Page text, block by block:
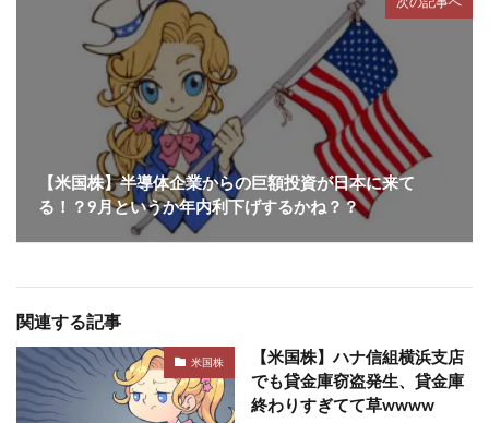
【米国株】半導体企業からの巨額投資が日本に来て
る！？9月というか年内利下げするかね？？
関連する記事
米国株
【米国株】ハナ信組横浜支店
でも貸金庫窃盗発生、貸金庫
終わりすぎてて草wwww